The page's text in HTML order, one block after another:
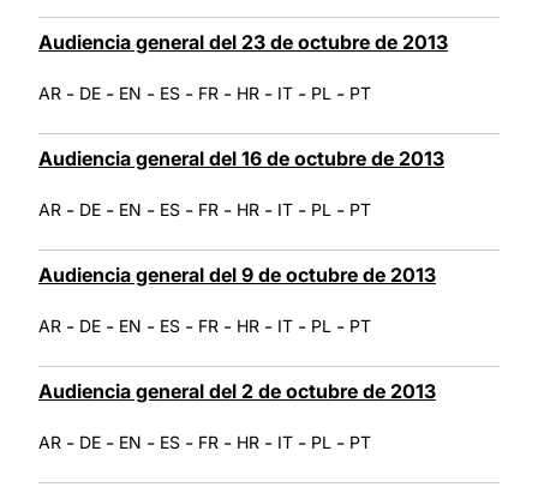
Audiencia general del 23 de octubre de 2013
AR - DE - EN - ES - FR - HR - IT - PL - PT
Audiencia general del 16 de octubre de 2013
AR - DE - EN - ES - FR - HR - IT - PL - PT
Audiencia general del 9 de octubre de 2013
AR - DE - EN - ES - FR - HR - IT - PL - PT
Audiencia general del 2 de octubre de 2013
AR - DE - EN - ES - FR - HR - IT - PL - PT